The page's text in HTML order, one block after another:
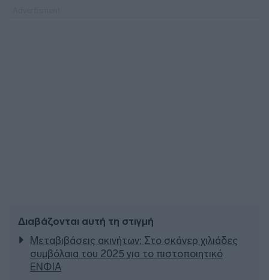
Διαβάζονται αυτή τη στιγμή
Μεταβιβάσεις ακινήτων: Στο σκάνερ χιλιάδες
συμβόλαια του 2025 για το πιστοποιητικό
ΕΝΦΙΑ